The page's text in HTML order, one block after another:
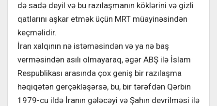
də sadə deyil və bu razılaşmanın köklərini və gizli
qatlarını aşkar etmək üçün MRT müayinəsindən
keçməlidir.
İran xalqının nə istəməsindən və ya nə baş
verməsindən asılı olmayaraq, əgər ABŞ ilə İslam
Respublikası arasında çox geniş bir razılaşma
həqiqətən gerçəkləşərsə, bu, bir tərəfdən Qərbin
1979-cu ildə İranın gələcəyi və Şahın devrilməsi ilə